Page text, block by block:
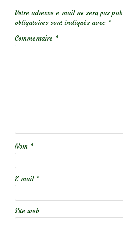
Votre adresse e-mail ne sera pas
obligatoires sont indiqués avec *
Commentaire *
Nom *
E-mail *
Site web